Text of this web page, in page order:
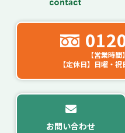
【営業時
【定休日】日曜・
お問い合わせ